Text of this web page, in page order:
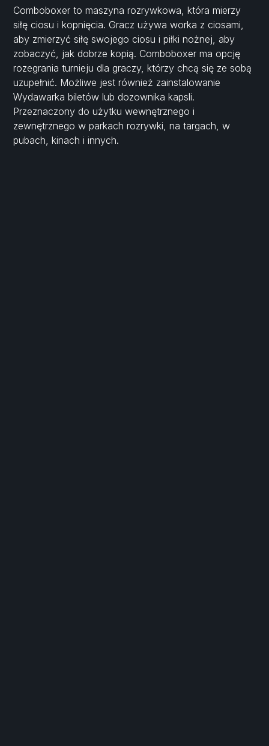
Comboboxer to maszyna rozrywkowa, która mierzy
siłę ciosu i kopnięcia. Gracz używa worka z ciosami,
aby zmierzyć siłę swojego ciosu i piłki nożnej, aby
zobaczyć, jak dobrze kopią. Comboboxer ma opcję
rozegrania turnieju dla graczy, którzy chcą się ze sobą
uzupełnić. Możliwe jest również zainstalowanie
Wydawarka biletów lub dozownika kapsli.
Przeznaczony do użytku wewnętrznego i
zewnętrznego w parkach rozrywki, na targach, w
pubach, kinach i innych.